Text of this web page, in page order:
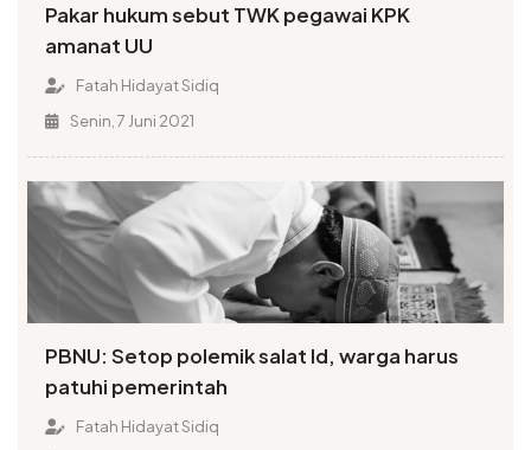
Pakar hukum sebut TWK pegawai KPK
amanat UU
Fatah Hidayat Sidiq
Senin, 7 Juni 2021
PBNU: Setop polemik salat Id, warga harus
patuhi pemerintah
Fatah Hidayat Sidiq